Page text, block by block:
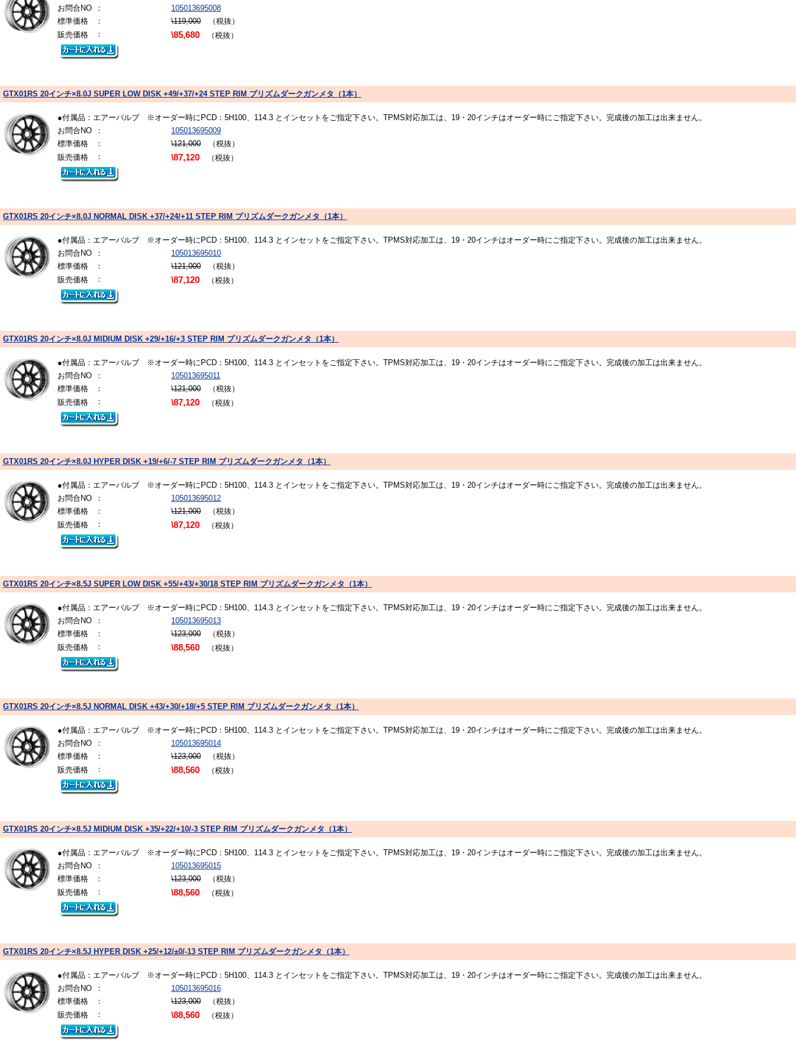
お問合NO
：
105013695008
標準価格
： \119,000 （税抜）
販売価格
： \85,680 （税抜）
GTX01RS 20インチ×8.0J SUPER LOW DISK +49/+37/+24 STEP RIM プリズムダークガンメタ（1本）
●付属品：エアーバルブ ※オーダー時にPCD：5H100、114.3 とインセットをご指定下さい。TPMS対応加工は、19・20インチはオーダー時にご指定下さい。完成後の加工は出来ません。
お問合NO
：
105013695009
標準価格
： \121,000 （税抜）
販売価格
： \87,120 （税抜）
GTX01RS 20インチ×8.0J NORMAL DISK +37/+24/+11 STEP RIM プリズムダークガンメタ（1本）
●付属品：エアーバルブ ※オーダー時にPCD：5H100、114.3 とインセットをご指定下さい。TPMS対応加工は、19・20インチはオーダー時にご指定下さい。完成後の加工は出来ません。
お問合NO
：
105013695010
標準価格
： \121,000 （税抜）
販売価格
： \87,120 （税抜）
GTX01RS 20インチ×8.0J MIDIUM DISK +29/+16/+3 STEP RIM プリズムダークガンメタ（1本）
●付属品：エアーバルブ ※オーダー時にPCD：5H100、114.3 とインセットをご指定下さい。TPMS対応加工は、19・20インチはオーダー時にご指定下さい。完成後の加工は出来ません。
お問合NO
：
105013695011
標準価格
： \121,000 （税抜）
販売価格
： \87,120 （税抜）
GTX01RS 20インチ×8.0J HYPER DISK +19/+6/-7 STEP RIM プリズムダークガンメタ（1本）
●付属品：エアーバルブ ※オーダー時にPCD：5H100、114.3 とインセットをご指定下さい。TPMS対応加工は、19・20インチはオーダー時にご指定下さい。完成後の加工は出来ません。
お問合NO
：
105013695012
標準価格
： \121,000 （税抜）
販売価格
： \87,120 （税抜）
GTX01RS 20インチ×8.5J SUPER LOW DISK +55/+43/+30/18 STEP RIM プリズムダークガンメタ（1本）
●付属品：エアーバルブ ※オーダー時にPCD：5H100、114.3 とインセットをご指定下さい。TPMS対応加工は、19・20インチはオーダー時にご指定下さい。完成後の加工は出来ません。
お問合NO
：
105013695013
標準価格
： \123,000 （税抜）
販売価格
： \88,560 （税抜）
GTX01RS 20インチ×8.5J NORMAL DISK +43/+30/+18/+5 STEP RIM プリズムダークガンメタ（1本）
●付属品：エアーバルブ ※オーダー時にPCD：5H100、114.3 とインセットをご指定下さい。TPMS対応加工は、19・20インチはオーダー時にご指定下さい。完成後の加工は出来ません。
お問合NO
：
105013695014
標準価格
： \123,000 （税抜）
販売価格
： \88,560 （税抜）
GTX01RS 20インチ×8.5J MIDIUM DISK +35/+22/+10/-3 STEP RIM プリズムダークガンメタ（1本）
●付属品：エアーバルブ ※オーダー時にPCD：5H100、114.3 とインセットをご指定下さい。TPMS対応加工は、19・20インチはオーダー時にご指定下さい。完成後の加工は出来ません。
お問合NO
：
105013695015
標準価格
： \123,000 （税抜）
販売価格
： \88,560 （税抜）
GTX01RS 20インチ×8.5J HYPER DISK +25/+12/±0/-13 STEP RIM プリズムダークガンメタ（1本）
●付属品：エアーバルブ ※オーダー時にPCD：5H100、114.3 とインセットをご指定下さい。TPMS対応加工は、19・20インチはオーダー時にご指定下さい。完成後の加工は出来ません。
お問合NO
：
105013695016
標準価格
： \123,000 （税抜）
販売価格
： \88,560 （税抜）